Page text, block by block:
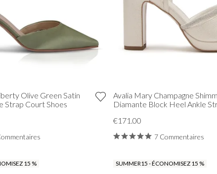
Olive Green Satin
Strap Court Shoes
Avalia Mary Champagne
Diamante Block Heel Ankle
€171.00
7 Commentaires
15 % SUMMER15 - ÉCONOMISEZ 15 %